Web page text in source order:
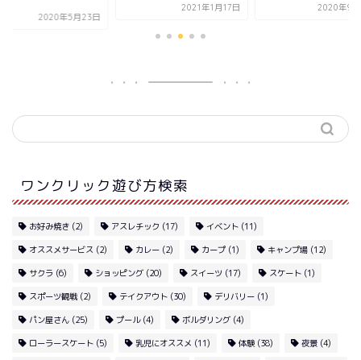
2020年5月23日
2021年1月17日 2020年9
ワンクリック遊び方検索
お好み焼き (2) アスレチック (17) イベント (11)
オススメサービス (2) カレー (2) カープ (1) キャンプ場 (12)
サクラ (6) ショッピング (20) スイーツ (17) スケート (1)
スポーツ観戦(2) テイクアウト (30) デリバリー (1)
パン屋さん (25) プール(4) ボルダリング (4)
ローラースケート (5) 乳児にオススメ (11) 体験 (38) 夜景 (4)